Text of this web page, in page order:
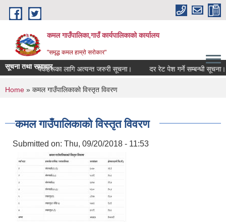
Skip to main content
कमल गाउँपालिका,गाउँ कार्यपालिकाको कार्यालय
"समृद्ध कमल हाम्रो सरोकार"
सूचना तथा समाचार
गर्ने सम्बन्धी कृषकहरूका लागि अत्यन्त जरुरी सूचना। दर रेट पेश गर्ने सम्बन्धी सूचना।
You are here
Home » कमल गाउँपालिकाको विस्तृत विवरण
कमल गाउँपालिकाको विस्तृत विवरण
Submitted on: Thu, 09/20/2018 - 11:53